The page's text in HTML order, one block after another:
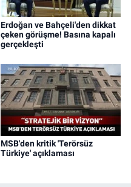
Erdoğan ve Bahçeli'den dikkat
çeken görüşme! Basına kapalı
gerçekleşti
MSB'den kritik 'Terörsüz
Türkiye' açıklaması